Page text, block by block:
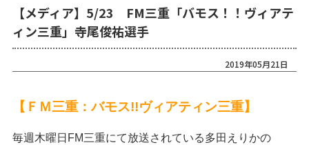
【メディア】5/23 FM三重「バモス！！ヴィアテ
ィン三重」寺尾俊祐選手
2019年05月21日
【ＦＭ三重：バモス!!ヴィアティン三重】
毎週木曜日FM三重にて放送されている多田えりかの